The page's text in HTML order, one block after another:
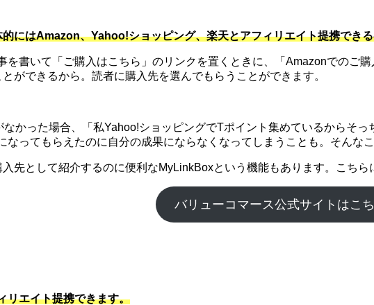
にはAmazon、Yahoo!ショッピング、楽天とアフィリエイト提携でき
を書いて「ご購入はこちら」のリンクを置くときに、「Amazonでのご
ができるから。読者に購入先を選んでもらうことができます。
かった場合、「私Yahoo!ショッピングでTポイント集めているからそ
ってもらえたのに自分の成果にならなくなってしまうことも。そんな
先として紹介するのに便利なMyLinkBoxという機能もあります。こち
バリューコマース公式サイトはこ
リエイト提携できます。